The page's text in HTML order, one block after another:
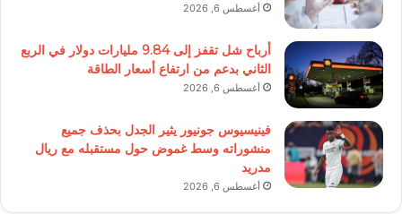
أغسطس 6, 2026
أرباح شل تقفز إلى 9.84 مليارات دولار في الربع
الثاني بدعم من ارتفاع أسعار الطاقة
أغسطس 6, 2026
فينيسيوس جونيور يثير الجدل بحذف جميع
منشوراته وسط غموض حول مستقبله مع ريال
مدريد
أغسطس 6, 2026